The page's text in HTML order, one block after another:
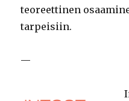
teoreettinen
tarpeisiin.
—